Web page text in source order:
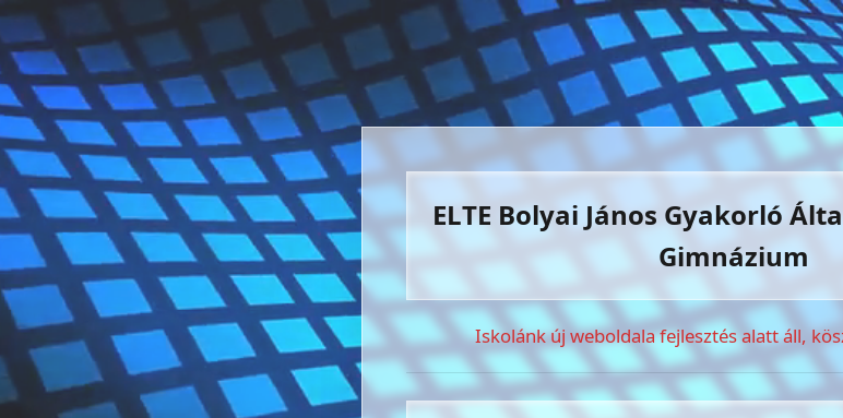
ELTE Bolyai János Gyakorló
Gimnázium
Iskolánk új weboldala fejlesztés alatt áll,